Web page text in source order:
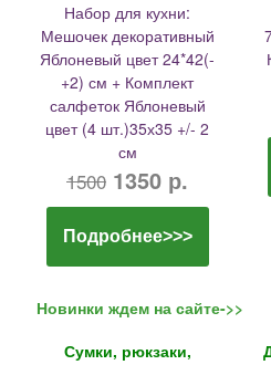
Набор для кухни:
Мешочек декоративный
Яблоневый цвет 24*42(-
+2) см + Комплект
салфеток Яблоневый
цвет (4 шт.)35х35 +/- 2
см
1500 1350 р.
Подробнее>>>
Новинки ждем на сайте->>
Сумки, рюкзаки,